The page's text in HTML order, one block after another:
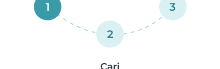
1
2
3
Cari